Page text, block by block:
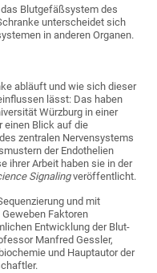
Blutgefäßsystem des
unterscheidet sich
in anderen Organen.
abläuft und wie sich dieser
lässt: Das haben
Würzburg in einer
einen Blick auf die
zentralen Nervensystems
der Endothelien
ihrer Arbeit haben sie in der
Signalingveröffentlicht.
und mit
Faktoren
Entwicklung der Blut-
Manfred Gessler,
und Hauptautor der